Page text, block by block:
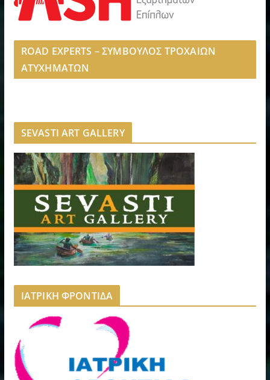
ROAD EXPERTS – ΣΥΜΒΟΥΛΟΣ ΤΡΟΧΑΙΩΝ
ΑΤΥΧΗΜΑΤΩΝ
SEVASTI ART GALLERY
ΙΑΤΡΙΚΗ ΦΡΟΝΤΙΔΑ